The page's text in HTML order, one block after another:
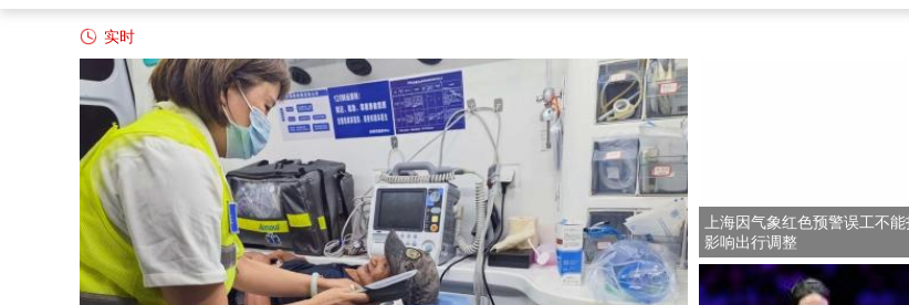
实时
上海因气象红色预警误工不
影响出行调整